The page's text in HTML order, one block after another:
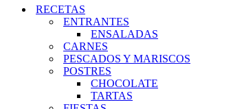
navegaciónRECETAS
ENTRANTES
ENSALADAS
CARNES
PESCADOS Y MARISCOS
POSTRES
CHOCOLATE
TARTAS